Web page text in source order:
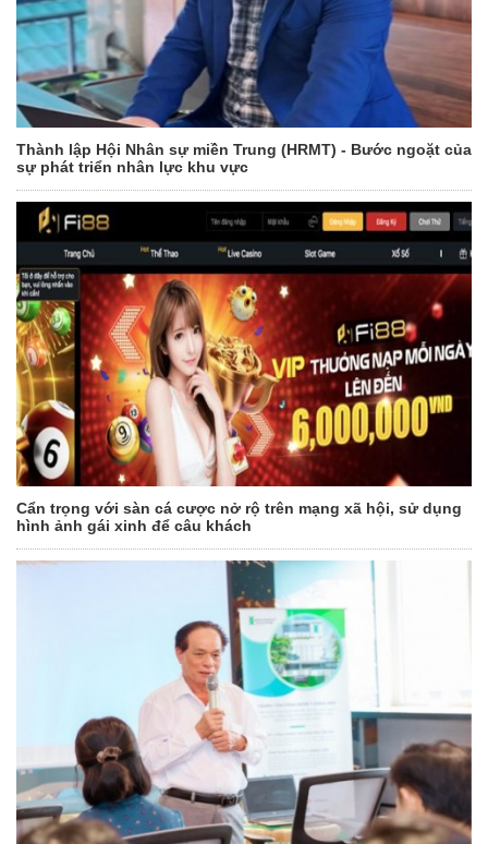
Thành lập Hội Nhân sự miền Trung (HRMT) - Bước ngoặt của
sự phát triển nhân lực khu vực
Cẩn trọng với sàn cá cược nở rộ trên mạng xã hội, sử dụng
hình ảnh gái xinh để câu khách